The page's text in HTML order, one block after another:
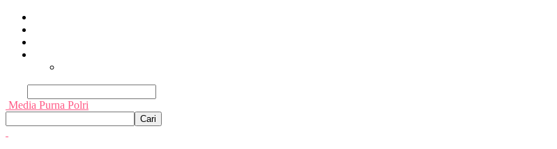
Media Purna Polri